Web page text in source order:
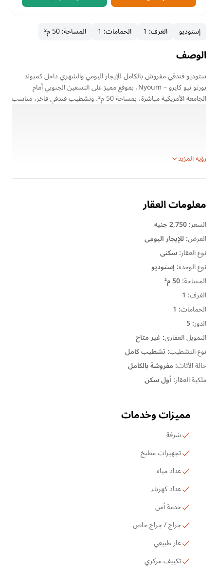
إستوديو الغرف:
1 الحمامات:
1 المساحة:50 م²
الوصف
ستوديو فندقي مفروش بالكامل للإيجار اليومي والشهري داخل كمبوند
بورتو نيو كايرو – Nyoum، بموقع مميز على التسعين الجنوبي أمام
الجامعة الأمريكية مباشرة، بمساحة 50 م²، وتشطيب فندقي فاخر، مناسب
رؤية المزيد
معلومات العقار
السعر:2,750 جنيه
العرض:للإيجار اليومى
نوع العقار:سكنى
نوع الوحدة: إستوديو
المساحة:50 م²
الغرف:
1
الحمامات:
1
الدور:
5
التمويل العقارى: غير متاح
نوع التشطيب:تشطيب كامل
حالة الأثاث: مفروشة بالكامل
ملكية العقار: أول سكن
مميزات وخدمات
شرفة
تجهيزات مطبخ
عداد مياه
عداد كهرباء
خدمة أمن
جراج / جراج خاص
غاز طبيعي
تكييف مركزي